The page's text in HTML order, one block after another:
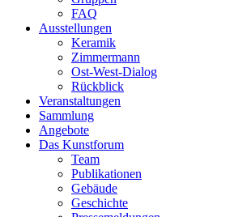
FAQ
Ausstellungen
Keramik
Zimmermann
Ost-West-Dialog
Rückblick
Veranstaltungen
Sammlung
Angebote
Das Kunstforum
Team
Publikationen
Gebäude
Geschichte